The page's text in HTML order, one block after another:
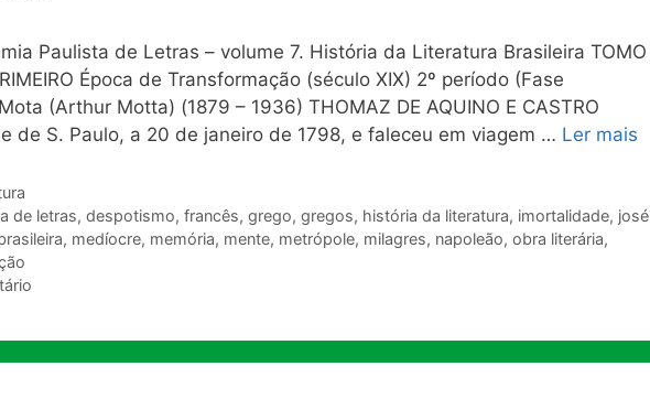
Paulista de Letras – volume 7. História da Literatura Brasileira TOMO
Época de Transformação (século XIX) 2º período (Fase
(Arthur Motta) (1879 – 1936) THOMAZ DE AQUINO E CASTRO
de S. Paulo, a 20 de janeiro de 1798, e faleceu em viagem … Ler mais
de letras, despotismo, francês, grego, gregos, história da literatura, imortalidade, josé
, medíocre, memória, mente, metrópole, milagres, napoleão, obra literária,